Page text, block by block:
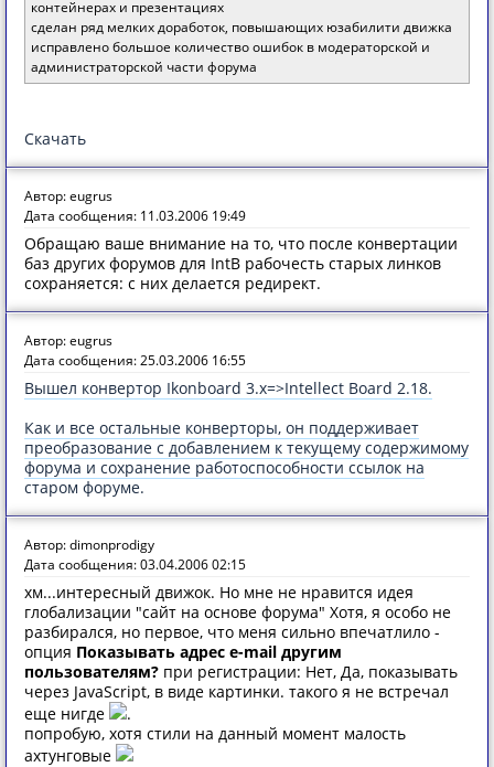
контейнерах и презентациях
сделан ряд мелких доработок, повышающих юзабилити движка
исправлено большое количество ошибок в модераторской и
администраторской части форума
Скачать
Автор: eugrus
Дата сообщения: 11.03.2006 19:49
Обращаю ваше внимание на то, что после конвертации
баз других форумов для IntB рабочесть старых линков
сохраняется: с них делается редирект.
Автор: eugrus
Дата сообщения: 25.03.2006 16:55
Вышел конвертор Ikonboard 3.x=>Intellect Board 2.18.
Как и все остальные конверторы, он поддерживает
преобразование с добавлением к текущему содержимому
форума и сохранение работоспособности ссылок на
старом форуме.
Автор: dimonprodigy
Дата сообщения: 03.04.2006 02:15
хм...интересный движок. Но мне не нравится идея
глобализации "сайт на основе форума" Хотя, я особо не
разбирался, но первое, что меня сильно впечатлило -
опция Показывать адрес e-mail другим
пользователям? при регистрации: Нет, Да, показывать
через JavaScript, в виде картинки. такого я не встречал
еще нигде
.
попробую, хотя стили на данный момент малость
ахтунговые